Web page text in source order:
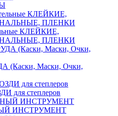
КЛЕЙКИЕ,
ПЛЕНКИ
Маски, Очки,
степлеров
ИНСТРУМЕНТ